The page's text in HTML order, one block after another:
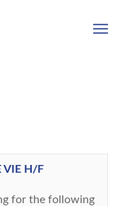
VIE H/F
for the following